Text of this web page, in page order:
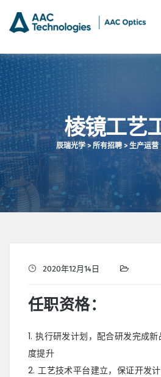
棱镜工艺
辰瑞光学> 所有招聘>生产运营
2020年12月14日
任职资格：
1. 执行研发计划，配合研发完成
度提升
2. 工艺技术平台建立，保证开发